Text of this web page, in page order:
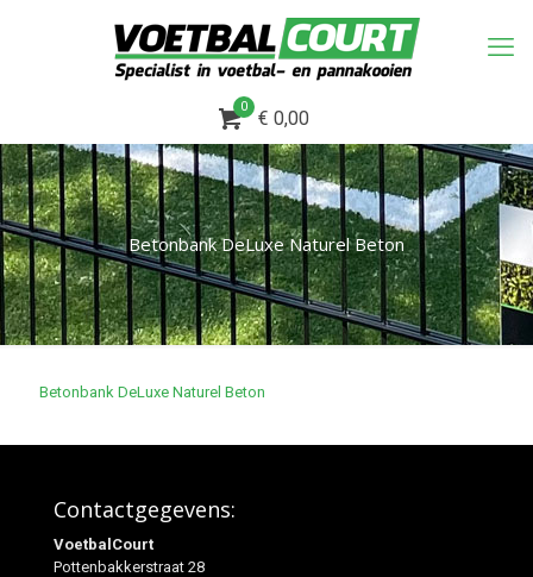
0
€ 0,00
Betonbank DeLuxe Naturel Beton
Betonbank DeLuxe Naturel Beton
Contactgegevens:
VoetbalCourt
Pottenbakkerstraat 28